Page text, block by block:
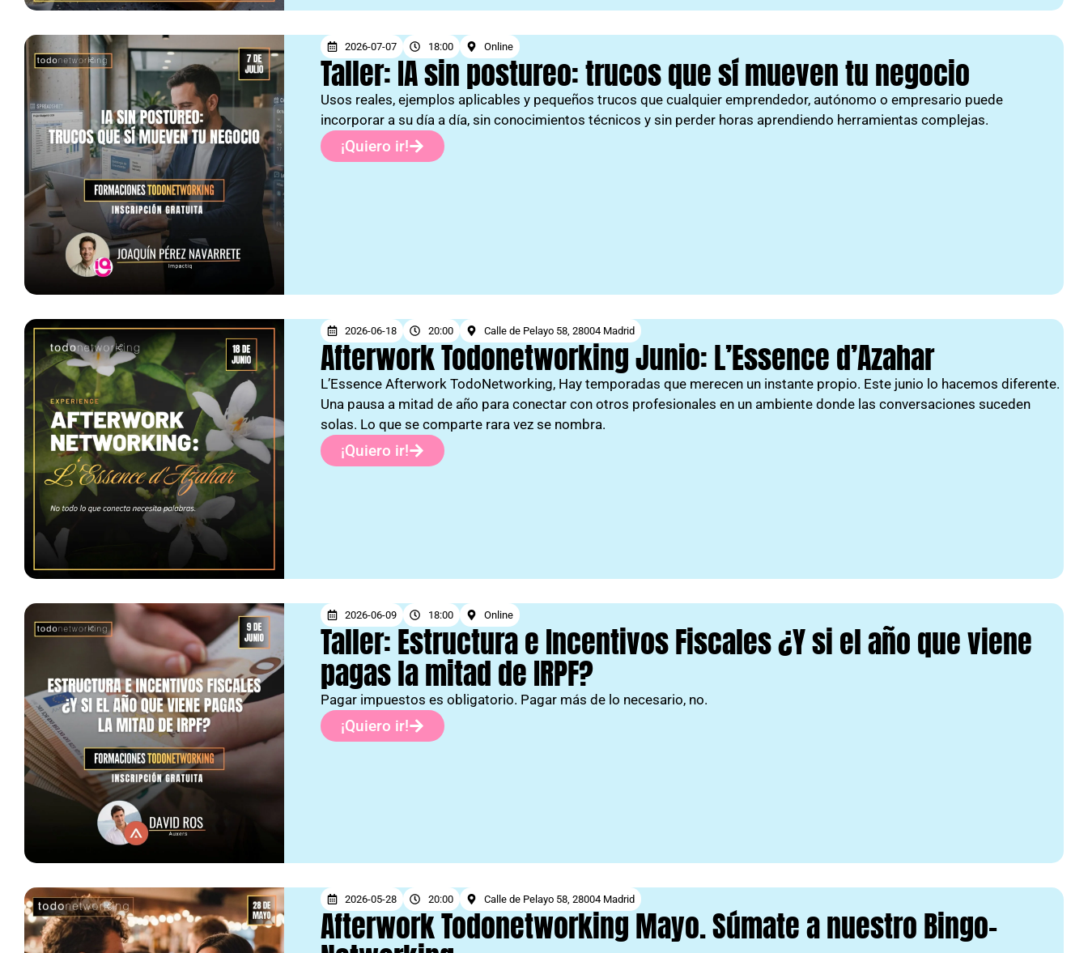
2026-07-07 18:00 Online
Taller: IA sin postureo: trucos que sí mueven tu negocio
Usos reales, ejemplos aplicables y pequeños trucos que cualquier emprendedor, autónomo o empresario puede
incorporar a su día a día, sin conocimientos técnicos y sin perder horas aprendiendo herramientas complejas.
¡Quiero ir!
2026-06-18 20:00 Calle de Pelayo 58, 28004 Madrid
Afterwork Todonetworking Junio: L’Essence d’Azahar
L’Essence Afterwork TodoNetworking, Hay temporadas que merecen un instante propio. Este junio lo hacemos diferente.
Una pausa a mitad de año para conectar con otros profesionales en un ambiente donde las conversaciones suceden
solas. Lo que se comparte rara vez se nombra.
¡Quiero ir!
2026-06-09 18:00 Online
Taller: Estructura e Incentivos Fiscales ¿Y si el año que viene
pagas la mitad de IRPF?
Pagar impuestos es obligatorio. Pagar más de lo necesario, no.
¡Quiero ir!
2026-05-28 20:00 Calle de Pelayo 58, 28004 Madrid
Afterwork Todonetworking Mayo. Súmate a nuestro Bingo-